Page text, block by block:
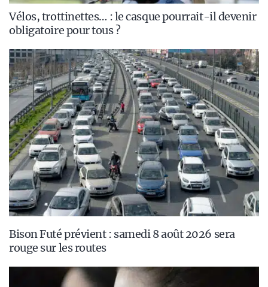
Vélos, trottinettes… : le casque pourrait-il devenir
obligatoire pour tous ?
Bison Futé prévient : samedi 8 août 2026 sera
rouge sur les routes